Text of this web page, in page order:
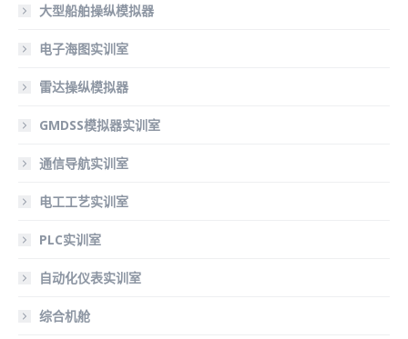
大型船舶操纵模拟器
电子海图实训室
雷达操纵模拟器
GMDSS模拟器实训室
通信导航实训室
电工工艺实训室
PLC实训室
自动化仪表实训室
综合机舱